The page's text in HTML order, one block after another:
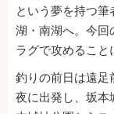
という夢を持つ
湖・南湖へ。今回
ラグで攻めること
釣りの前日は遠足
夜に出発し、坂本